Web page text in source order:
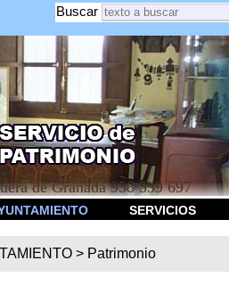
Buscar
de Granada 958 539 697
SERVICIOS
> Patrimonio